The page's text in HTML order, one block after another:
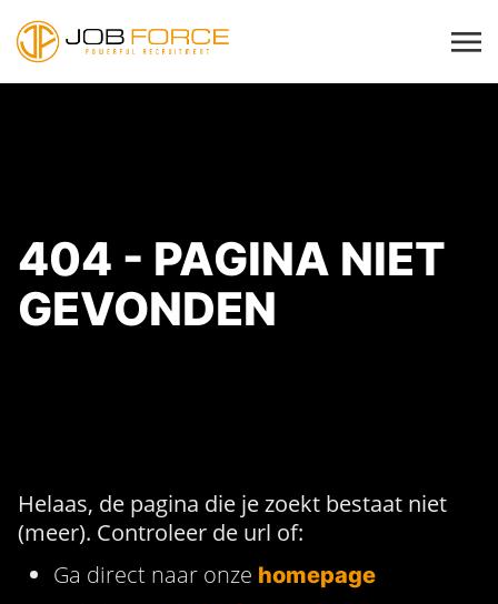
404 - PAGINA NIET
GEVONDEN
Helaas, de pagina die je zoekt bestaat niet
(meer). Controleer de url of:
Ga direct naar onze homepage